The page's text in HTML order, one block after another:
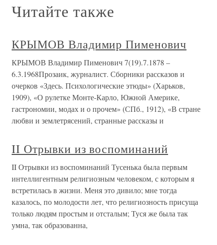
Читайте также
КРЫМОВ Владимир Пименович
КРЫМОВ Владимир Пименович 7(19).7.1878 –
6.3.1968Прозаик, журналист. Сборники рассказов и
очерков «Здесь. Психологические этюды» (Харьков,
1909), «О рулетке Монте-Карло, Южной Америке,
гастрономии, модах и о прочем» (СПб., 1912), «В стране
любви и землетрясений, странные рассказы и
II Отрывки из воспоминаний
II Отрывки из воспоминаний Тусенька была первым
интеллигентным религиозным человеком, с которым я
встретилась в жизни. Меня это дивило; мне тогда
казалось, по молодости лет, что религиозность присуща
только людям простым и отсталым; Туся же была так
умна, так образованна,